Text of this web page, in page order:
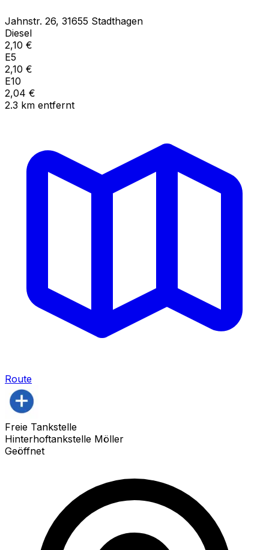
Jahnstr. 26, 31655 Stadthagen
Diesel
2,10 €
E5
2,10 €
E10
2,04 €
2.3 km entfernt
Route
Freie Tankstelle
Hinterhoftankstelle Möller
Geöffnet